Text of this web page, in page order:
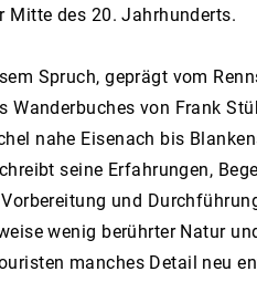
Mitte des 20. Jahrhunderts.
Spruch, geprägt vom
Wanderbuches von Frank
nahe Eisenach bis
seine Erfahrungen,
und
wenig berührter Natur
manches Detail neu